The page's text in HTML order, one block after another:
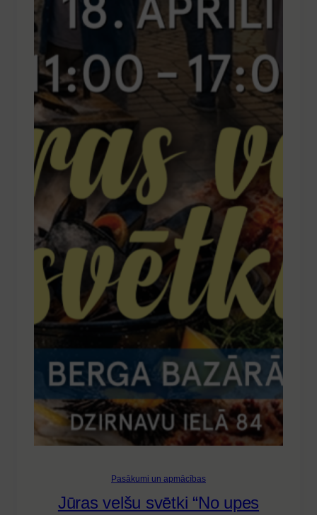
Pasākumi un apmācības
Jūras velšu svētki “No upes